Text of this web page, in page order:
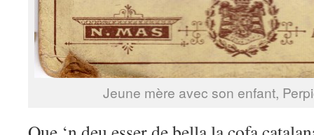
Jeune mère avec son enfant,